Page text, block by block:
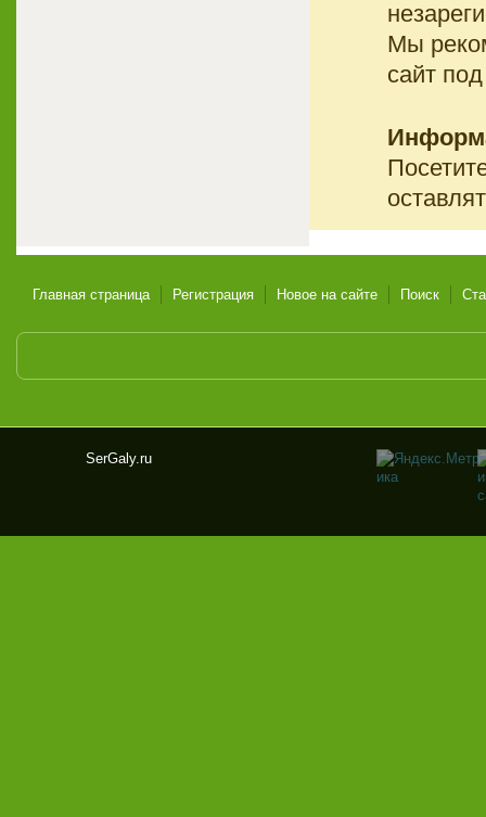
Мы
сайт
Главная страница Регистрация Новое на сайте Поиск
y.ru
SerGaly.ru